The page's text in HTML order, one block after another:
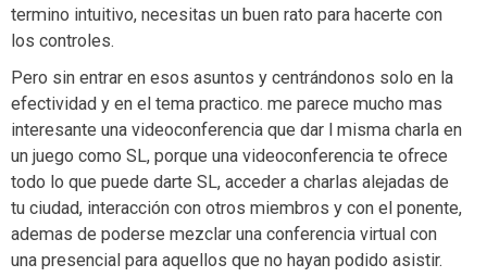
termino intuitivo, necesitas un buen rato para hacerte con
los controles.
Pero sin entrar en esos asuntos y centrándonos solo en la
efectividad y en el tema practico. me parece mucho mas
interesante una videoconferencia que dar l misma charla en
un juego como SL, porque una videoconferencia te ofrece
todo lo que puede darte SL, acceder a charlas alejadas de
tu ciudad, interacción con otros miembros y con el ponente,
ademas de poderse mezclar una conferencia virtual con
una presencial para aquellos que no hayan podido asistir.